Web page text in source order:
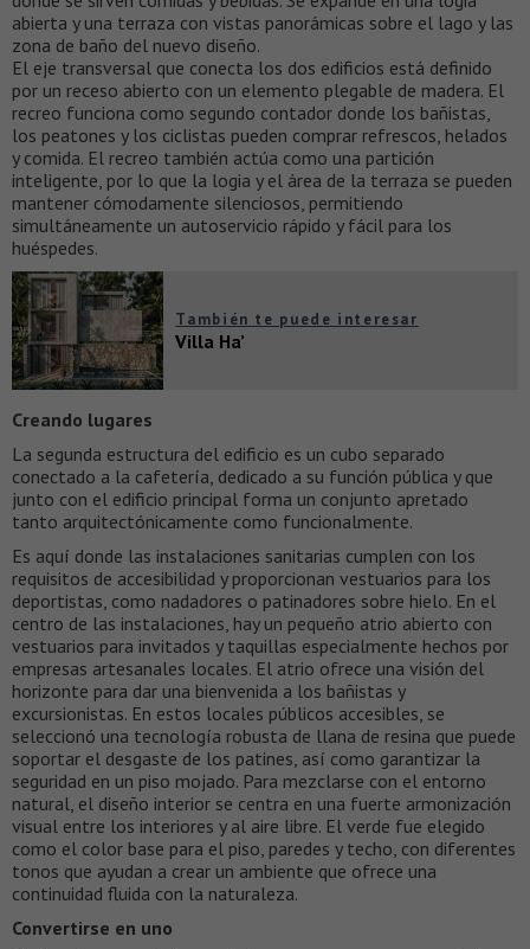
abierta y una terraza con vistas panorámicas sobre el lago y las
zona de baño del nuevo diseño.
El eje transversal que conecta los dos edificios está definido
por un receso abierto con un elemento plegable de madera. El
recreo funciona como segundo contador donde los bañistas,
los peatones y los ciclistas pueden comprar refrescos, helados
y comida. El recreo también actúa como una partición
inteligente, por lo que la logia y el área de la terraza se pueden
mantener cómodamente silenciosos, permitiendo
simultáneamente un autoservicio rápido y fácil para los
huéspedes.
También te puede interesar
Villa Ha’
Creando lugares
La segunda estructura del edificio es un cubo separado
conectado a la cafetería, dedicado a su función pública y que
junto con el edificio principal forma un conjunto apretado
tanto arquitectónicamente como funcionalmente.
Es aquí donde las instalaciones sanitarias cumplen con los
requisitos de accesibilidad y proporcionan vestuarios para los
deportistas, como nadadores o patinadores sobre hielo. En el
centro de las instalaciones, hay un pequeño atrio abierto con
vestuarios para invitados y taquillas especialmente hechos por
empresas artesanales locales. El atrio ofrece una visión del
horizonte para dar una bienvenida a los bañistas y
excursionistas. En estos locales públicos accesibles, se
seleccionó una tecnología robusta de llana de resina que puede
soportar el desgaste de los patines, así como garantizar la
seguridad en un piso mojado. Para mezclarse con el entorno
natural, el diseño interior se centra en una fuerte armonización
visual entre los interiores y al aire libre. El verde fue elegido
como el color base para el piso, paredes y techo, con diferentes
tonos que ayudan a crear un ambiente que ofrece una
continuidad fluida con la naturaleza.
Convertirse en uno